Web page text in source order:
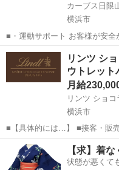
カーブス日限
横浜市
■・運動サポート お客様が安全
の使い方をアドバイスします
どなので、難しい指導はあり
ょう！」といったお声がけを
神奈川 横浜市
リンツ シ
ウトレッ
月給
横浜市
■【具体的には…】 ■接客・販売 …お客様と会話を楽しみながら チ
ョコレートをおすすめしていただきます。 「自分
切な人へのプレゼントに」 お
しさがあります。 ...
神奈川 飲食
【求】着
状態が悪くて